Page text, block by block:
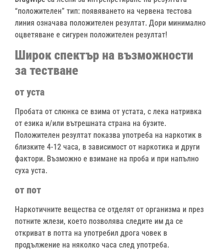
“положителен” тип: появяването на червена тестова
линия означава положителен резултат. Дори минимално
оцветяване е сигурен положителен резултат!
Широк спектър на възможности
за тестване
от уста
Пробата от слюнка се взима от устата, с лека натривка
от езика и/или вътрешната страна на бузите.
Положителен резултат показва употреба на наркотик в
близките 4-12 часа, в зависимост от наркотика и други
фактори. Възможно е взимане на проба и при напълно
суха уста.
от пот
Наркотичните вещества се отделят от организма и през
потните жлези, което позволява следите им да се
откриват в потта на употребил дрога човек в
продължение на няколко часа след употреба.